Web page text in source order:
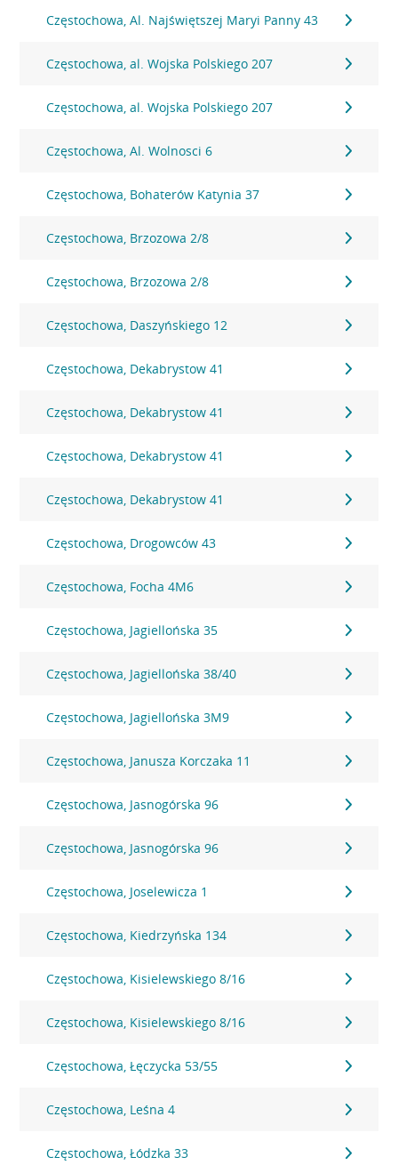
Częstochowa, Al. Najświętszej Maryi Panny 43
Częstochowa, al. Wojska Polskiego 207
Częstochowa, al. Wojska Polskiego 207
Częstochowa, Al. Wolnosci 6
Częstochowa, Bohaterów Katynia 37
Częstochowa, Brzozowa 2/8
Częstochowa, Brzozowa 2/8
Częstochowa, Daszyńskiego 12
Częstochowa, Dekabrystow 41
Częstochowa, Dekabrystow 41
Częstochowa, Dekabrystow 41
Częstochowa, Dekabrystow 41
Częstochowa, Drogowców 43
Częstochowa, Focha 4M6
Częstochowa, Jagiellońska 35
Częstochowa, Jagiellońska 38/40
Częstochowa, Jagiellońska 3M9
Częstochowa, Janusza Korczaka 11
Częstochowa, Jasnogórska 96
Częstochowa, Jasnogórska 96
Częstochowa, Joselewicza 1
Częstochowa, Kiedrzyńska 134
Częstochowa, Kisielewskiego 8/16
Częstochowa, Kisielewskiego 8/16
Częstochowa, Łęczycka 53/55
Częstochowa, Leśna 4
Częstochowa, Łódzka 33